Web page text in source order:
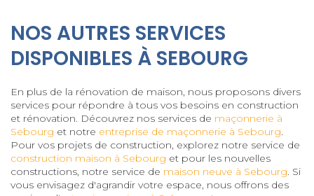
NOS AUTRES SERVICES
DISPONIBLES À SEBOURG
En plus de la rénovation de maison, nous proposons divers
services pour répondre à tous vos besoins en construction
et rénovation. Découvrez nos services de maçonnerie à
Sebourg et notre entreprise de maçonnerie à Sebourg.
Pour vos projets de construction, explorez notre service de
construction maison à Sebourg et pour les nouvelles
constructions, notre service de maison neuve à Sebourg. Si
vous envisagez d'agrandir votre espace, nous offrons des